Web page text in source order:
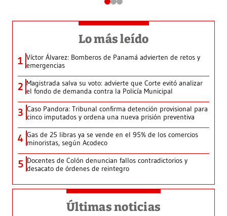
Lo más leído
1 Víctor Álvarez: Bomberos de Panamá advierten de retos y
emergencias
2 Magistrada salva su voto: advierte que Corte evitó analizar
el fondo de demanda contra la Policía Municipal
3 Caso Pandora: Tribunal confirma detención provisional para
cinco imputados y ordena una nueva prisión preventiva
4 Gas de 25 libras ya se vende en el 95% de los comercios
minoristas, según Acodeco
5 Docentes de Colón denuncian fallos contradictorios y
desacato de órdenes de reintegro
Últimas noticias